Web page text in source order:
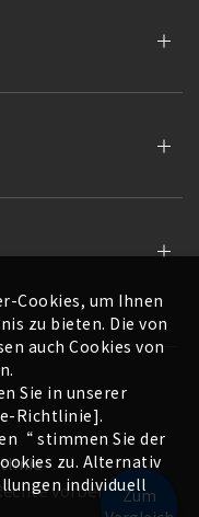
Zum
vorbehalten.
Cookies, um Ihnen
zu bieten. Die von
auch Cookies von
Sie in unserer
Richtlinie].
stimmen Sie der
zu. Alternativ
individuell